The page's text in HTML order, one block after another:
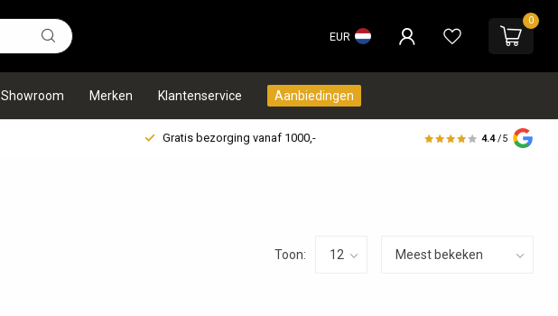
EUR
0
Showroom Merken Klantenservice Aanbiedingen
Gratis bezorging vanaf 1000,- 4.4 /5
Toon: